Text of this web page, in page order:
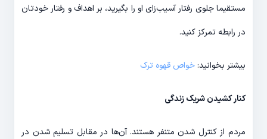
مستقیما جلوی رفتار آسیب‌زای او را بگیرید، بر اهداف و رفتار خودتان
در رابطه تمرکز کنید.
بیشتر بخوانید:خواص قهوه ترک
کنار کشیدن شریک زندگی
مردم از کنترل شدن متنفر هستند. آن‌ها در مقابل تسلیم شدن در